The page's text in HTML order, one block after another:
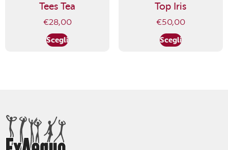
Tees Tea
€28,00
Scegli
Top Iris
€50,00
Scegli